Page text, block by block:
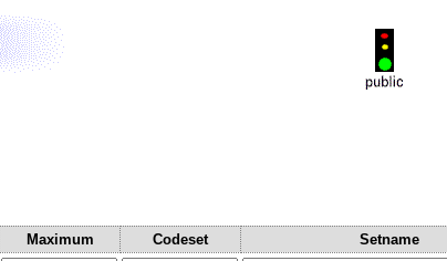
Maximum Codeset Setname